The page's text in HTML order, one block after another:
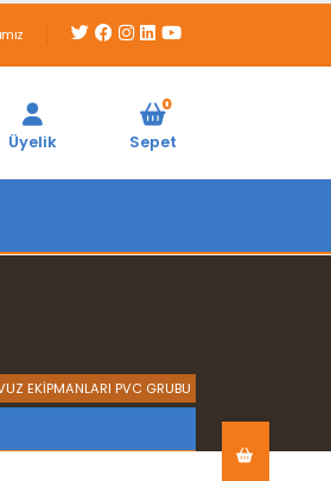
Üyelik
0
Sepet
EKIPMANLARI PVC GRUBU